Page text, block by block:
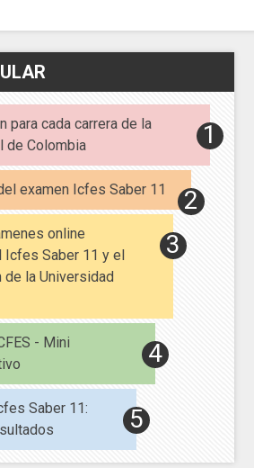
para cada carrera de la
de Colombia
examen Icfes Saber 11
online
Saber 11 y el
la Universidad
- Mini
Saber 11: